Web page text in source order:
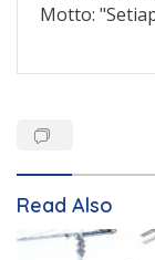
Motto:
Read Also